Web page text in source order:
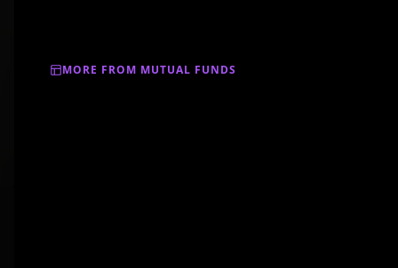
MORE FROM MUTUAL FUNDS